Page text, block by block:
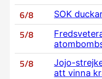
6/8 SOK
5/8
5/8
Jojo-
att vinna